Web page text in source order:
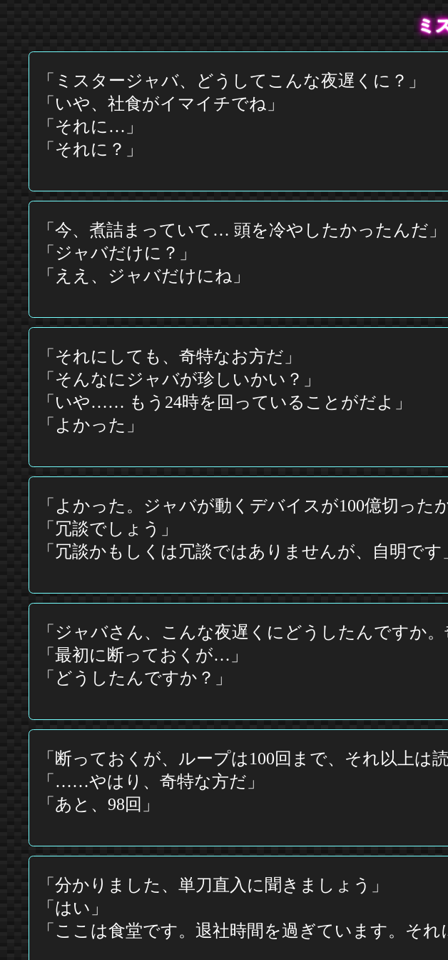
ミ
「ミスタージャバ、どうしてこんな夜遅くに？」
「いや、社食がイマイチでね」
「それに…」
「それに？」
「今、煮詰まっていて… 頭を冷やしたかったんだ」
「ジャバだけに？」
「ええ、ジャバだけにね」
「それにしても、奇特なお方だ」
「そんなにジャバが珍しいかい？」
「いや…… もう24時を回っていることがだよ」
「よかった」
「よかった。ジャバが動くデバイスが100億切った
「冗談でしょう」
「冗談かもしくは冗談ではありませんが、自明です
「ジャバさん、こんな夜遅くにどうしたんですか。
「最初に断っておくが…」
「どうしたんですか？」
「断っておくが、ループは100回まで、それ以上は
「……やはり、奇特な方だ」
「あと、98回」
「分かりました、単刀直入に聞きましょう」
「はい」
「ここは食堂です。退社時間を過ぎています。それ